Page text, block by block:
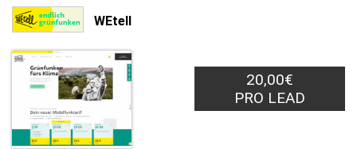
WEtell
20,00€
PRO LEAD